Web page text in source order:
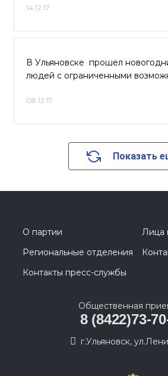
14.12.17
В Ульяновске прошел
людей с ограниченными
08.12.17
Показать
О партии
Лица
Региональные отделения
Контакты пресс-службы
Общественная
8 (8422)73-
г.Ульяновск,